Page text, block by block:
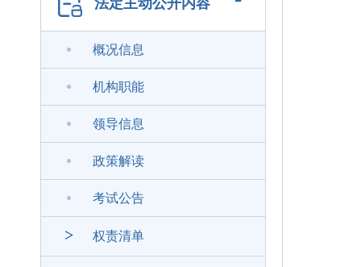
法定主动公开内容
概况信息
机构职能
领导信息
政策解读
考试公告
> 权责清单